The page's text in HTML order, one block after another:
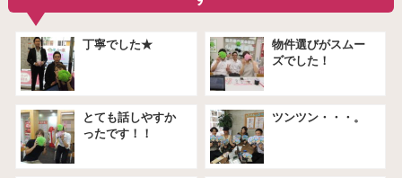
丁寧でした★
物件選びがスムー
ズでした！
とても話しやすか
ったです！！
ツンツン・・・。